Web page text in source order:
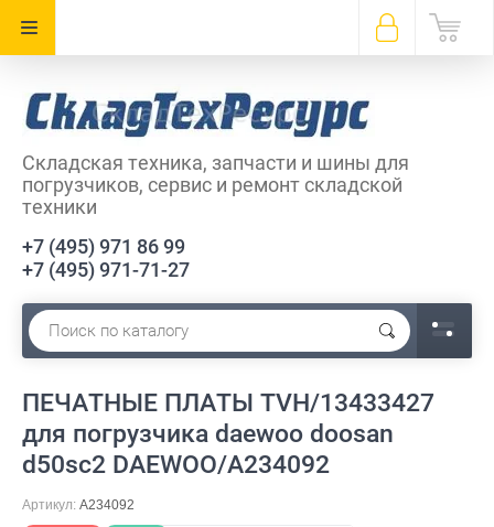
Складская техника, запчасти и шины для
погрузчиков, сервис и ремонт складской
техники
+7 (495) 971 86 99
+7 (495) 971-71-27
ПЕЧАТНЫЕ ПЛАТЫ TVH/13433427
для погрузчика daewoo doosan
d50sc2 DAEWOO/A234092
Артикул: A234092